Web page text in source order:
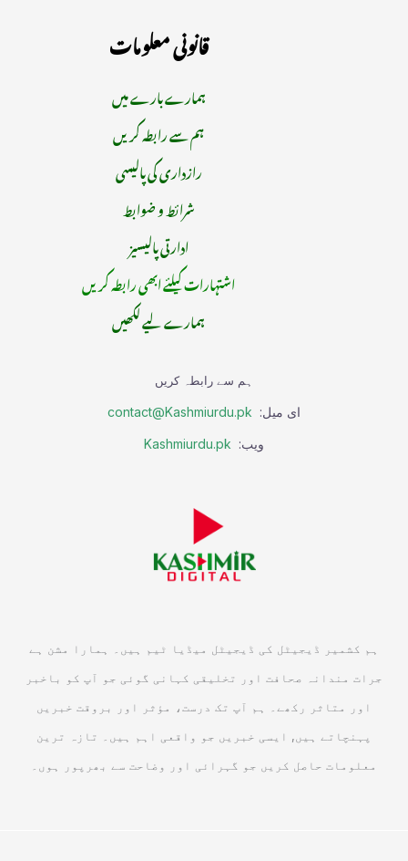
قانونی معلومات
ہمارے بارے میں
ہم سے رابطہ کریں
رازداری کی پالیسی
شرائط و ضوابط
ادارتی پالیسیز
اشتہارات کیلئے ابھی رابطہ کریں
ہمارے لیے لکھیں
ہم سے رابطہ کریں
ای میل: contact@Kashmiurdu.pk
ویب: Kashmiurdu.pk
ہم کشمیر ڈیجیٹل کی ڈیجیٹل میڈیا ٹیم ہیں۔ ہمارا مشن ہے
جرات مندانہ صحافت اور تخلیقی کہانی گوئی جو آپ کو باخبر
اور متاثر رکھے۔ ہم آپ تک درست، مؤثر اور بروقت خبریں
پہنچاتے ہیں, ایسی خبریں جو واقعی اہم ہیں۔ تازہ ترین
معلومات حاصل کریں جو گہرائی اور وضاحت سے بھرپور ہوں۔